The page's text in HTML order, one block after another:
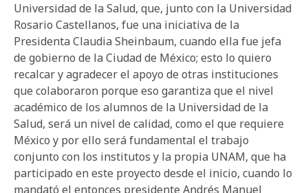
Universidad de la Salud, que, junto con la Universidad
Rosario Castellanos, fue una iniciativa de la
Presidenta Claudia Sheinbaum, cuando ella fue jefa
de gobierno de la Ciudad de México; esto lo quiero
recalcar y agradecer el apoyo de otras instituciones
que colaboraron porque eso garantiza que el nivel
académico de los alumnos de la Universidad de la
Salud, será un nivel de calidad, como el que requiere
México y por ello será fundamental el trabajo
conjunto con los institutos y la propia UNAM, que ha
participado en este proyecto desde el inicio, cuando lo
mandató el entonces presidente Andrés Manuel